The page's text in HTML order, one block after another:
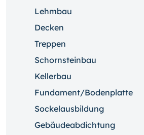
Lehmbau
Decken
Treppen
Schornsteinbau
Kellerbau
Fundament/Bodenplatte
Sockelausbildung
Gebäudeabdichtung